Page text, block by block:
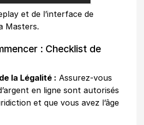
et de l’interface de
Masters.
: Checklist de
la Légalité : Assurez-vous
en ligne sont autorisés
et que vous avez l’âge